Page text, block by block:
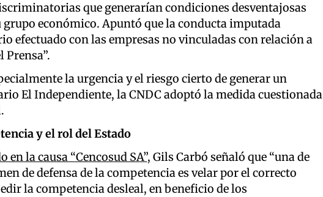
que generarían condiciones desventajosas
económico. Apuntó que la conducta imputada
efectuado con las empresas no vinculadas con relación a
Prensa”.
la urgencia y el riesgo cierto de generar un
El Independiente, la CNDC adoptó la medida cuestionada
y el rol del Estado
la causa “Cencosud SA”, Gils Carbó señaló que “una de
de defensa de la competencia es velar por el correcto
la competencia desleal, en beneficio de los